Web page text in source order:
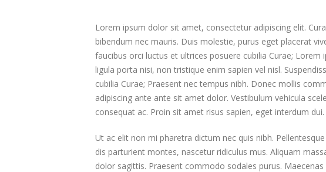
Lorem ipsum dolor sit amet, consectetur adipiscing elit.
bibendum nec mauris. Duis molestie, purus eget placerat
faucibus orci luctus et ultrices posuere cubilia Curae;
ligula porta nisi, non tristique enim sapien vel nisl.
cubilia Curae; Praesent nec tempus nibh. Donec mollis
adipiscing ante ante sit amet dolor. Vestibulum vehicula
consequat ac. Proin sit amet risus sapien, eget interdum
Ut ac elit non mi pharetra dictum nec quis nibh.
dis parturient montes, nascetur ridiculus mus. Aliquam
dolor sagittis. Praesent commodo sodales purus.